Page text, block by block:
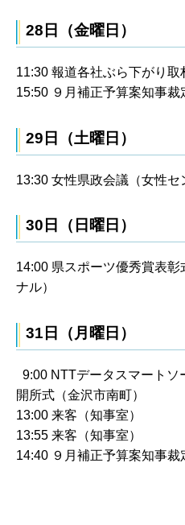
28日（金曜日）
11:30 報道各社ぶら下がり取
15:50 ９月補正予算案知事裁
29日（土曜日）
13:30 女性県政会議（女性セ
30日（日曜日）
14:00 県スポーツ優秀賞表彰
ナル）
31日（月曜日）
9:00 NTTデータスマートソ
開所式（金沢市南町）
13:00 来客（知事室）
13:55 来客（知事室）
14:40 ９月補正予算案知事裁